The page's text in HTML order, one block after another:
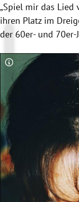
„Spiel mir das Lied
ihren Platz im
der 60er- und 70er-
Copyright-